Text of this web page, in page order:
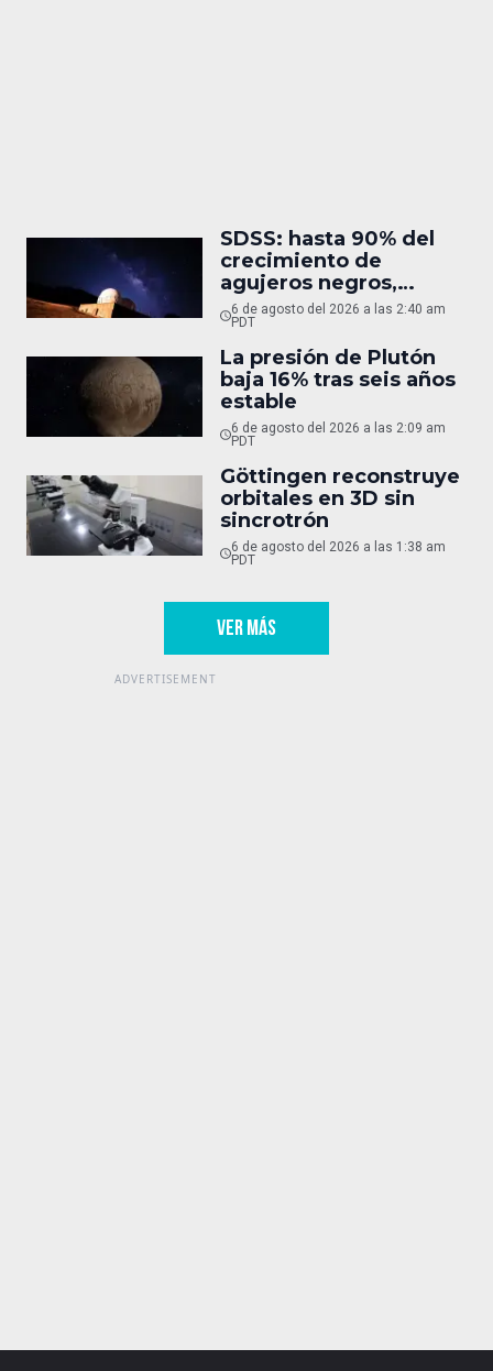
SDSS: hasta 90% del
crecimiento de
agujeros negros,
oculto
6 de agosto del 2026 a las 2:40 am
PDT
La presión de Plutón
baja 16% tras seis años
estable
6 de agosto del 2026 a las 2:09 am
PDT
Göttingen reconstruye
orbitales en 3D sin
sincrotrón
6 de agosto del 2026 a las 1:38 am
PDT
VER MÁS